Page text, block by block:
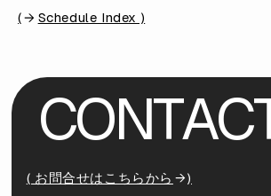
( Schedule Index )
CONTAC
( お問合せはこちらから )